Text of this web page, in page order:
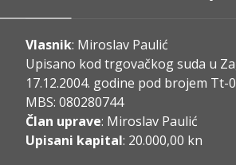
Vlasnik: Miroslav Paulić
Upisano kod trgovačkog suda u
17.12.2004. godine pod brojem Tt-
MBS: 080280744
Član uprave: Miroslav Paulić
Upisani kapital: 20.000,00 kn